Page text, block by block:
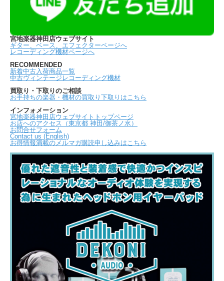
宮地楽器神田店ウェブサイト
ギター、ベース、エフェクターページへ
レコーディング機材ページへ
RECOMMENDED
新着中古入荷商品一覧
中古ヴィンテージレコーディング機材
買取り・下取りのご相談
お手持ちの楽器・機材の買取り下取りはこちら
インフォメーション
宮地楽器神田店ウェブサイトトップページ
お店へのアクセス（東京都 神田/御茶ノ水）
お問合せフォーム
Contact us (English)
お得情報満載のメルマガ購読申し込みはこちら